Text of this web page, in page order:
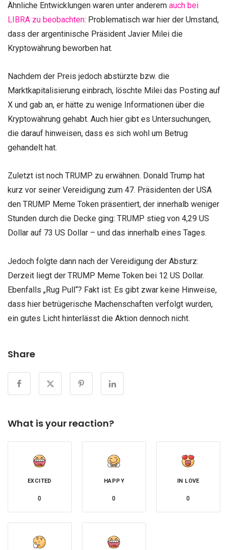
Ähnliche Entwicklungen waren unter anderem auch bei
LIBRA zu beobachten: Problematisch war hier der Umstand,
dass der argentinische Präsident Javier Milei die
Kryptowährung beworben hat.
Nachdem der Preis jedoch abstürzte bzw. die
Marktkapitalisierung einbrach, löschte Milei das Posting auf
X und gab an, er hätte zu wenige Informationen über die
Kryptowährung gehabt. Auch hier gibt es Untersuchungen,
die darauf hinweisen, dass es sich wohl um Betrug
gehandelt hat.
Zuletzt ist noch TRUMP zu erwähnen. Donald Trump hat
kurz vor seiner Vereidigung zum 47. Präsidenten der USA
den TRUMP Meme Token präsentiert, der innerhalb weniger
Stunden durch die Decke ging: TRUMP stieg von 4,29 US
Dollar auf 73 US Dollar – und das innerhalb eines Tages.
Jedoch folgte dann nach der Vereidigung der Absturz:
Derzeit liegt der TRUMP Meme Token bei 12 US Dollar.
Ebenfalls „Rug Pull“? Fakt ist: Es gibt zwar keine Hinweise,
dass hier betrügerische Machenschaften verfolgt wurden,
ein gutes Licht hinterlässt die Aktion dennoch nicht.
Share
What is your reaction?
EXCITED
0
HAPPY
0
IN LOVE
0